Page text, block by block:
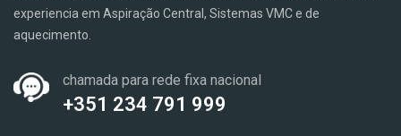
experiencia em Aspiração Central, Sistemas VMC e de
aquecimento.
chamada para rede fixa nacional
+351 234 791 999